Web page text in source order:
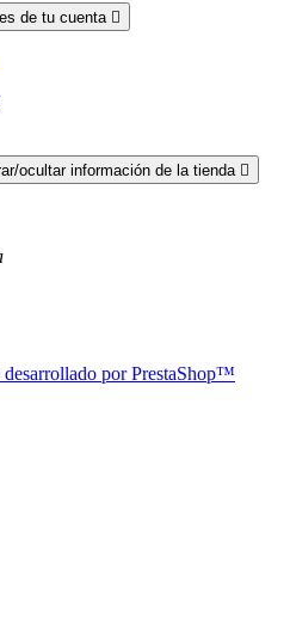
de tu cuenta 
ocultar información de la tienda 
por PrestaShop™